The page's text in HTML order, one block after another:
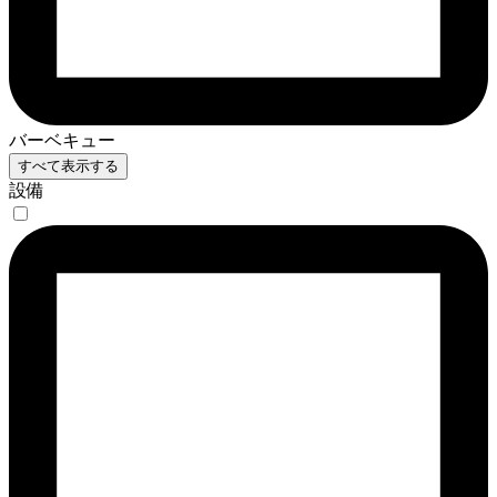
バーベキュー
すべて表示する
設備